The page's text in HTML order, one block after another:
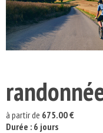
Acteurs
Thèmes
à partir de 675.00 €
Durée : 6 jours